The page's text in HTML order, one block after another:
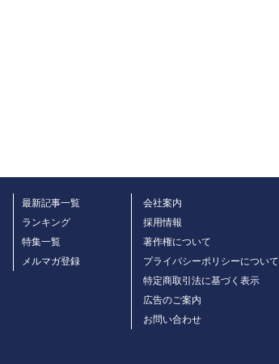
最新記事一覧
ランキング
特集一覧
メルマガ登録
会社案内
採用情報
著作権について
プライバシーポリシーについて
特定商取引法に基づく表示
広告のご案内
お問い合わせ